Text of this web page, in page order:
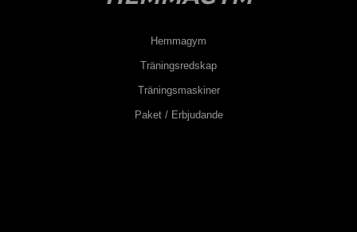
Hemmagym
Träningsredskap
Träningsmaskiner
Paket / Erbjudande